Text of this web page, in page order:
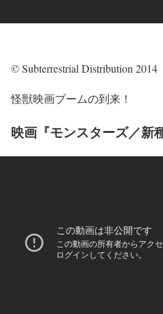
© Subterrestrial Distribution 2014
怪獣映画ブームの到来！
映画『モンスターズ／新